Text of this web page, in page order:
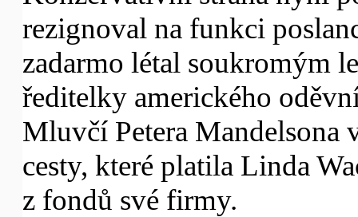
rezignoval na funkci
zadarmo létal soukromým
ředitelky amerického
Mluvčí Petera Mandelsona
cesty, které platila Linda
z fondů své firmy.